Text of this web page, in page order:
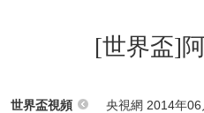
[世界盃]
世界盃視頻 央視網 2014年